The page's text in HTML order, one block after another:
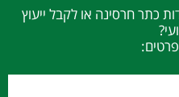
כתר חרסינה או לקבל ייעוץ